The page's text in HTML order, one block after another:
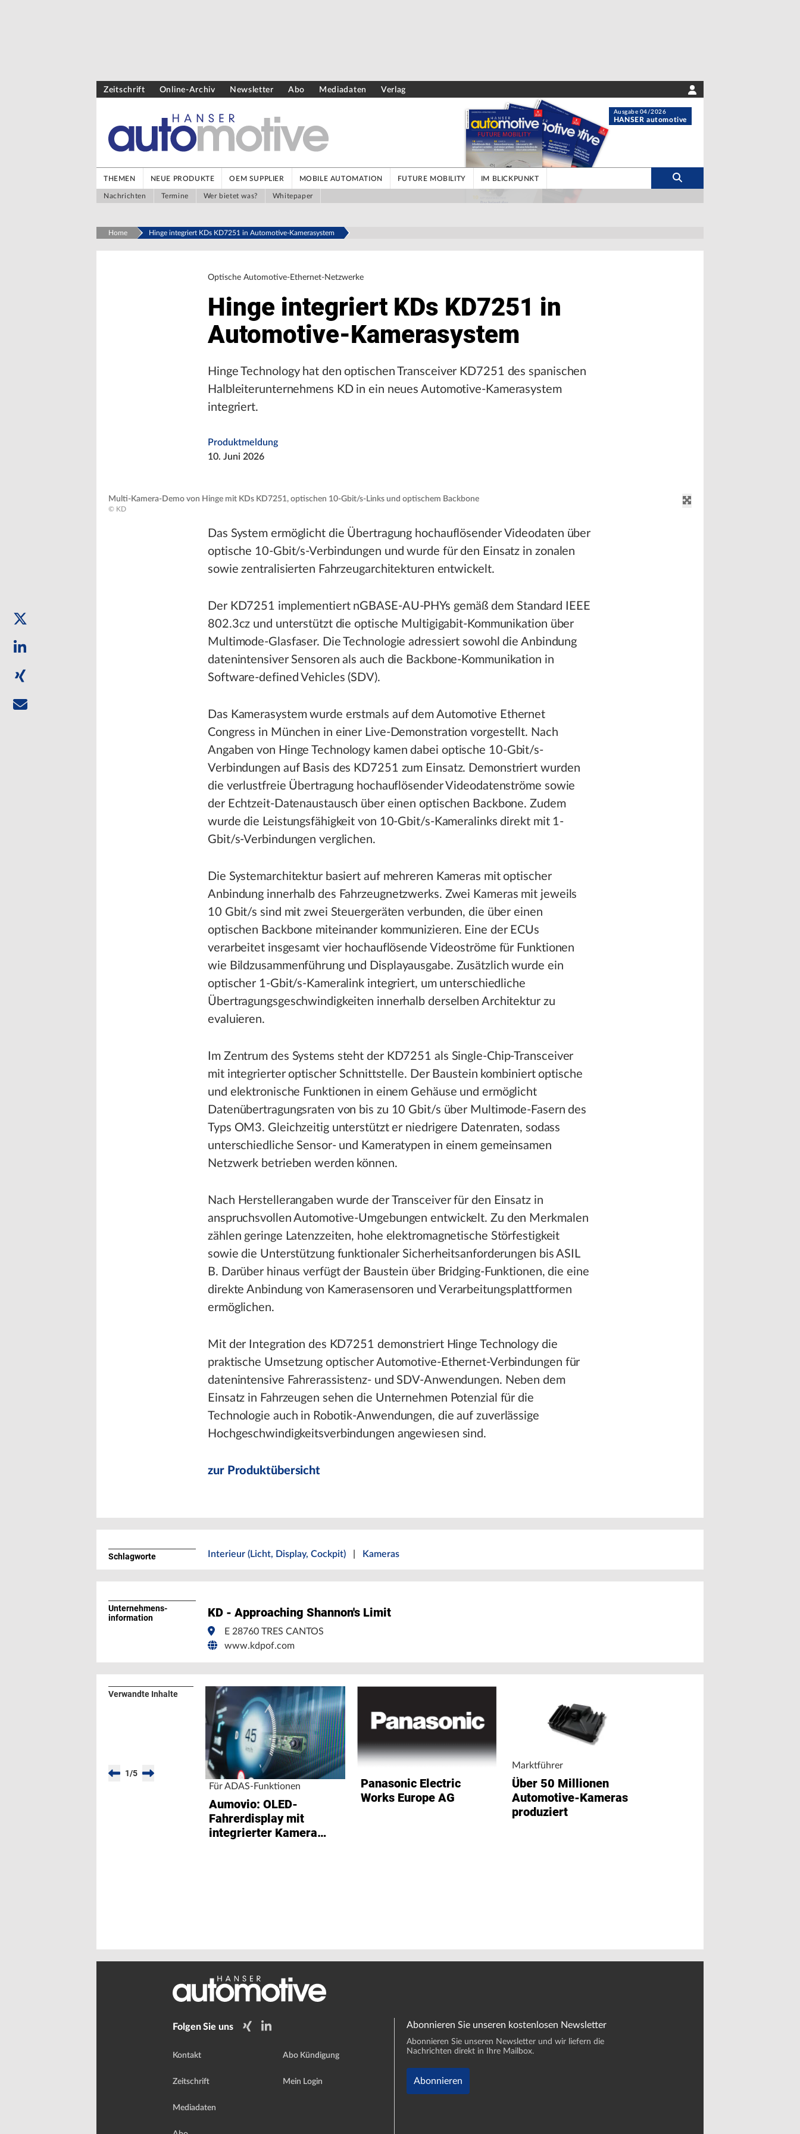
Zeitschrift Online-Archiv Newsletter Abo Mediadaten Verlag
Ausgabe 04/2026
HANSER automotive
THEMEN NEUE PRODUKTE OEM SUPPLIER MOBILE AUTOMATION FUTURE MOBILITY IM BLICKPUNKT
Nachrichten Termine Wer bietet was? Whitepaper
Home Hinge integriert KDs KD7251 in Automotive-Kamerasystem
Optische Automotive-Ethernet-Netzwerke
Hinge integriert KDs KD7251 in
Automotive-Kamerasystem
Hinge Technology hat den optischen Transceiver KD7251 des spanischen
Halbleiterunternehmens KD in ein neues Automotive-Kamerasystem
integriert.
Produktmeldung
10. Juni 2026
Multi-Kamera-Demo von Hinge mit KDs KD7251, optischen 10-Gbit/s-Links und optischem Backbone
© KD
Das System ermöglicht die Übertragung hochauflösender Videodaten über
optische 10-Gbit/s-Verbindungen und wurde für den Einsatz in zonalen
sowie zentralisierten Fahrzeugarchitekturen entwickelt.
Der KD7251 implementiert nGBASE-AU-PHYs gemäß dem Standard IEEE
802.3cz und unterstützt die optische Multigigabit-Kommunikation über
Multimode-Glasfaser. Die Technologie adressiert sowohl die Anbindung
datenintensiver Sensoren als auch die Backbone-Kommunikation in
Software-defined Vehicles (SDV).
Das Kamerasystem wurde erstmals auf dem Automotive Ethernet
Congress in München in einer Live-Demonstration vorgestellt. Nach
Angaben von Hinge Technology kamen dabei optische 10-Gbit/s-
Verbindungen auf Basis des KD7251 zum Einsatz. Demonstriert wurden
die verlustfreie Übertragung hochauflösender Videodatenströme sowie
der Echtzeit-Datenaustausch über einen optischen Backbone. Zudem
wurde die Leistungsfähigkeit von 10-Gbit/s-Kameralinks direkt mit 1-
Gbit/s-Verbindungen verglichen.
Die Systemarchitektur basiert auf mehreren Kameras mit optischer
Anbindung innerhalb des Fahrzeugnetzwerks. Zwei Kameras mit jeweils
10 Gbit/s sind mit zwei Steuergeräten verbunden, die über einen
optischen Backbone miteinander kommunizieren. Eine der ECUs
verarbeitet insgesamt vier hochauflösende Videoströme für Funktionen
wie Bildzusammenführung und Displayausgabe. Zusätzlich wurde ein
optischer 1-Gbit/s-Kameralink integriert, um unterschiedliche
Übertragungsgeschwindigkeiten innerhalb derselben Architektur zu
evaluieren.
Im Zentrum des Systems steht der KD7251 als Single-Chip-Transceiver
mit integrierter optischer Schnittstelle. Der Baustein kombiniert optische
und elektronische Funktionen in einem Gehäuse und ermöglicht
Datenübertragungsraten von bis zu 10 Gbit/s über Multimode-Fasern des
Typs OM3. Gleichzeitig unterstützt er niedrigere Datenraten, sodass
unterschiedliche Sensor- und Kameratypen in einem gemeinsamen
Netzwerk betrieben werden können.
Nach Herstellerangaben wurde der Transceiver für den Einsatz in
anspruchsvollen Automotive-Umgebungen entwickelt. Zu den Merkmalen
zählen geringe Latenzzeiten, hohe elektromagnetische Störfestigkeit
sowie die Unterstützung funktionaler Sicherheitsanforderungen bis ASIL
B. Darüber hinaus verfügt der Baustein über Bridging-Funktionen, die eine
direkte Anbindung von Kamerasensoren und Verarbeitungsplattformen
ermöglichen.
Mit der Integration des KD7251 demonstriert Hinge Technology die
praktische Umsetzung optischer Automotive-Ethernet-Verbindungen für
datenintensive Fahrerassistenz- und SDV-Anwendungen. Neben dem
Einsatz in Fahrzeugen sehen die Unternehmen Potenzial für die
Technologie auch in Robotik-Anwendungen, die auf zuverlässige
Hochgeschwindigkeitsverbindungen angewiesen sind.
zur Produktübersicht
Schlagworte Interieur (Licht, Display, Cockpit) Kameras
Unternehmens­
information
KD - Approaching Shannon's Limit
E 28760 TRES CANTOS
www.kdpof.com
Verwandte Inhalte
1/5
Für ADAS-Funktionen
Aumovio: OLED-
Fahrerdisplay mit
integrierter Kamera
Panasonic Electric
Works Europe AG
Marktführer
Über 50 Millionen
Automotive-Kameras
produziert
Folgen Sie uns
Kontakt
Zeitschrift
Mediadaten
Abo Kündigung
Mein Login
Abonnieren Sie unseren kostenlosen Newsletter
Abonnieren Sie unseren Newsletter und wir liefern die
Nachrichten direkt in Ihre Mailbox.
Abonnieren